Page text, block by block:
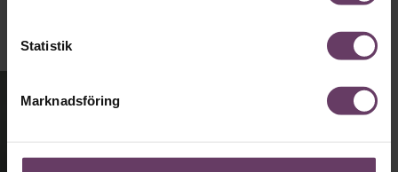
Statistik
Marknadsföring